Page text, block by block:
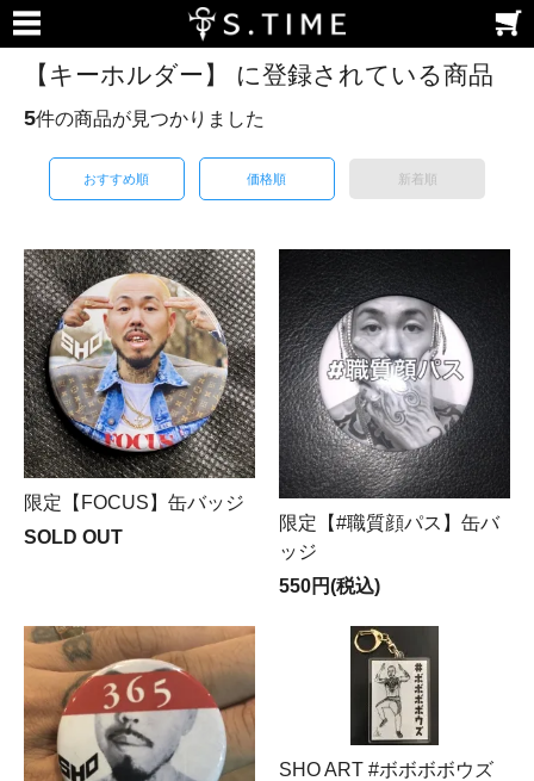
【キーホルダー】 に登録されている商品
5件の商品が見つかりました
おすすめ順 価格順 新着順
限定【FOCUS】缶バッジ
SOLD OUT
限定【#職質顔パス】缶バ
ッジ
550円(税込)
SHO ART #ボボボボウズ